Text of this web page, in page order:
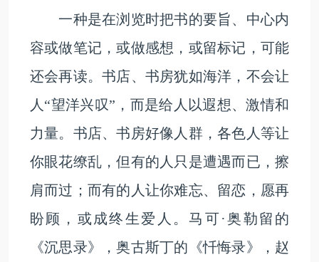
一种是在浏览时把书的要旨、中心内
容或做笔记，或做感想，或留标记，可能
还会再读。书店、书房犹如海洋，不会让
人“望洋兴叹”，而是给人以遐想、激情和
力量。书店、书房好像人群，各色人等让
你眼花缭乱，但有的人只是遭遇而已，擦
肩而过；而有的人让你难忘、留恋，愿再
盼顾，或成终生爱人。马可·奥勒留的
《沉思录》，奥古斯丁的《忏悔录》，赵